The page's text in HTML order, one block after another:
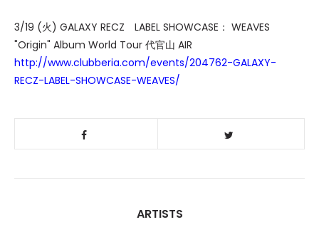
3/19 (火) GALAXY RECZ LABEL SHOWCASE： WEAVES
"Origin" Album World Tour 代官山 AIR
http://www.clubberia.com/events/204762-GALAXY-
RECZ-LABEL-SHOWCASE-WEAVES/
ARTISTS